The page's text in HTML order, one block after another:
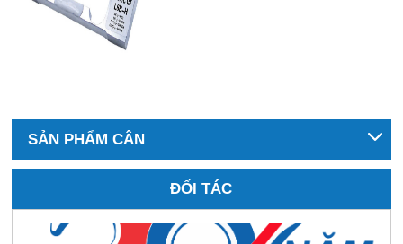
SẢN PHẨM CÂN
ĐỐI TÁC